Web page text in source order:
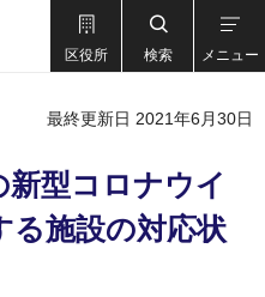
区役所 検索 メニュー
最終更新日 2021年6月30日
新型コロナウイ
る施設の対応状